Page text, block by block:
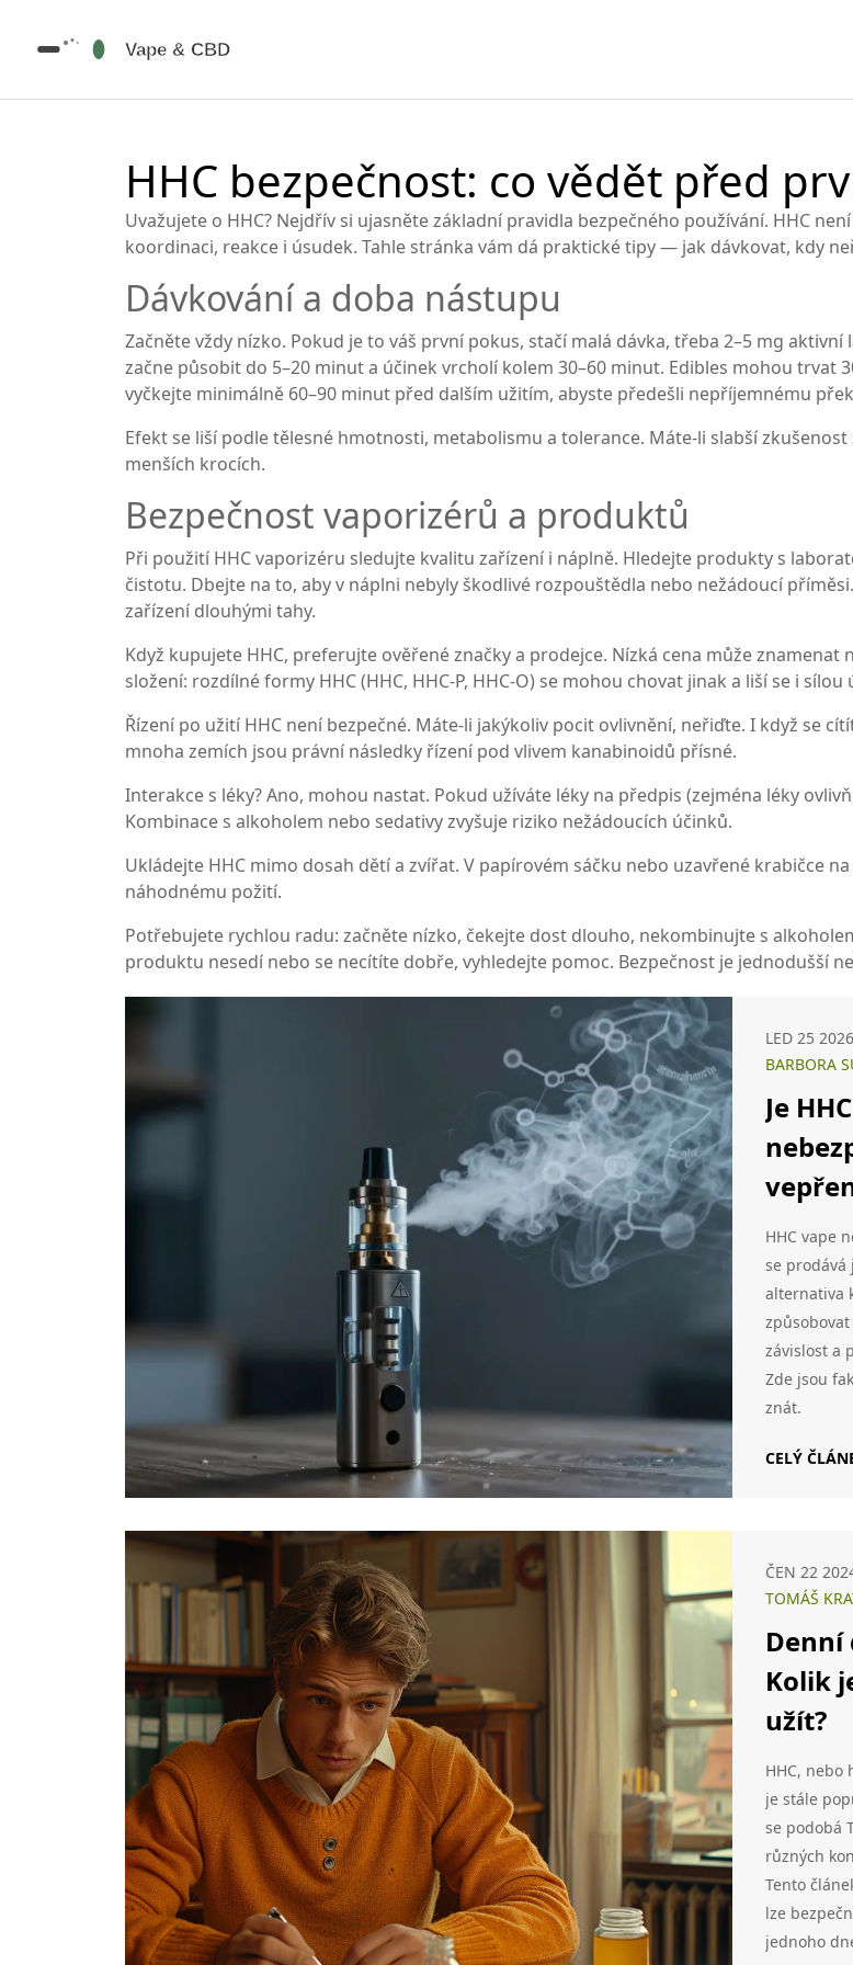
HHC bezpečnost: co vědět před
Uvažujete o HHC? Nejdřív si ujasněte základní pravidla bezpečného používání. HHC
koordinaci, reakce i úsudek. Tahle stránka vám dá praktické tipy — jak dávkovat, kdy
Dávkování a doba nástupu
Začněte vždy nízko. Pokud je to váš první pokus, stačí malá dávka, třeba 2–5 mg
začne působit do 5–20 minut a účinek vrcholí kolem 30–60 minut. Edibles mohou trvat
vyčkejte minimálně 60–90 minut před dalším užitím, abyste předešli nepříjemnému
Efekt se liší podle tělesné hmotnosti, metabolismu a tolerance. Máte-li slabší
menších krocích.
Bezpečnost vaporizérů a produktů
Při použití HHC vaporizéru sledujte kvalitu zařízení i náplně. Hledejte produkty s
čistotu. Dbejte na to, aby v náplni nebyly škodlivé rozpouštědla nebo nežádoucí
zařízení dlouhými tahy.
Když kupujete HHC, preferujte ověřené značky a prodejce. Nízká cena může
složení: rozdílné formy HHC (HHC, HHC-P, HHC-O) se mohou chovat jinak a liší se i sílou
Řízení po užití HHC není bezpečné. Máte-li jakýkoliv pocit ovlivnění, neřiďte. I když se
mnoha zemích jsou právní následky řízení pod vlivem kanabinoidů přísné.
Interakce s léky? Ano, mohou nastat. Pokud užíváte léky na předpis (zejména léky
Kombinace s alkoholem nebo sedativy zvyšuje riziko nežádoucích účinků.
Ukládejte HHC mimo dosah dětí a zvířat. V papírovém sáčku nebo uzavřené krabičce
náhodnému požití.
Potřebujete rychlou radu: začněte nízko, čekejte dost dlouho, nekombinujte s
produktu nesedí nebo se necítíte dobře, vyhledejte pomoc. Bezpečnost je jednodušší
LED 25 2026
BARBORA
Je HHC
HHC vape
se prodává
alternativa
závislost a
Zde jsou
znát.
CELÝ
ČEN 22
TOMÁŠ
Denní
Kolik
užít?
HHC, nebo
je stále
se podobá
různých
Tento
lze
jednoho